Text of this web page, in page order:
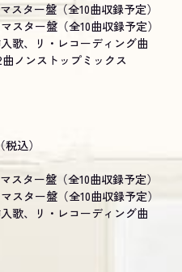
スター盤（全10曲収録予定）
スター盤（全10曲収録予定）
歌、リ・レコーディング曲
ノンストップミックス
込）
スター盤（全10曲収録予定）
スター盤（全10曲収録予定）
歌、リ・レコーディング曲